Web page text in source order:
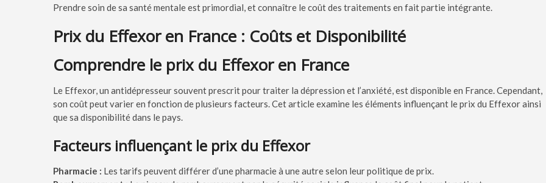
Prendre soin de sa santé mentale est primordial, et connaître le coût des traitements en fait partie intégrante.
Prix du Effexor en France : Coûts et Disponibilité
Comprendre le prix du Effexor en France
Le Effexor, un antidépresseur souvent prescrit pour traiter la dépression et l’anxiété, est disponible en France. Cependant,
son coût peut varier en fonction de plusieurs facteurs. Cet article examine les éléments influençant le prix du Effexor ainsi
que sa disponibilité dans le pays.
Facteurs influençant le prix du Effexor
Pharmacie : Les tarifs peuvent différer d’une pharmacie à une autre selon leur politique de prix.